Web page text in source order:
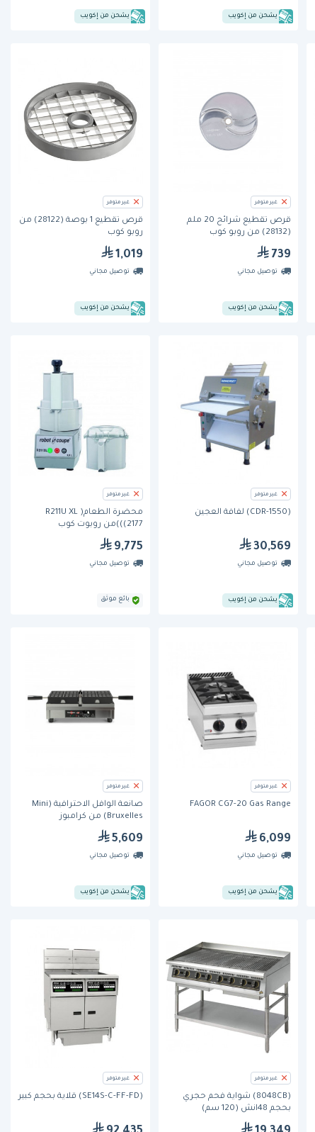
يشحن من إكويب يشحن من إكويب
غير متوفر
قرص تقطيع شرائح 20 ملم
(28132) من روبو كوب
739
توصيل مجاني
يشحن من إكويب
غير متوفر
قرص تقطيع 1 بوصة (28122) من
روبو كوب
1,019
توصيل مجاني
يشحن من إكويب
غير متوفر
(CDR-1550) لفافة العجين
30,569
توصيل مجاني
يشحن من إكويب
غير متوفر
محضرة الطعام( R211U XL
(2177))من روبوت كوب
9,775
توصيل مجاني
بائع موثق
غير متوفر
FAGOR CG7-20 Gas Range
6,099
توصيل مجاني
يشحن من إكويب
غير متوفر
صانعة الوافل الاحترافية (Mini
Bruxelles) من كرامبوز
5,609
توصيل مجاني
يشحن من إكويب
غير متوفر
(8048CB) شواية فحم حجري
بحجم 48انش (120 سم)
غير متوفر
(SE14S-C-FF-FD) قلاية بحجم كبير